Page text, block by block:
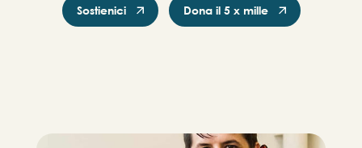
Sostienici Dona il 5 x mille